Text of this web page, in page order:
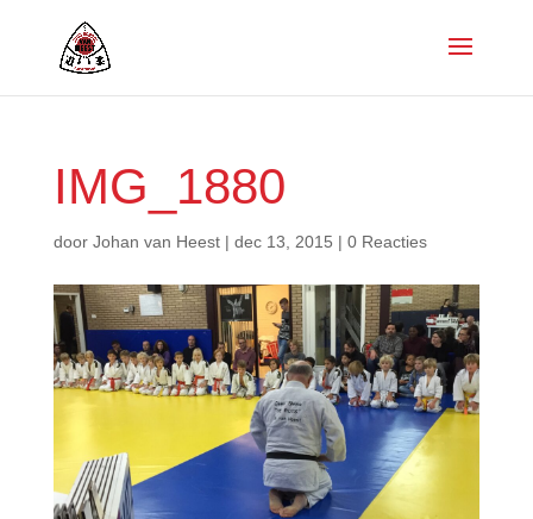
IMG_1880
door Johan van Heest| dec 13, 2015 | 0 Reacties